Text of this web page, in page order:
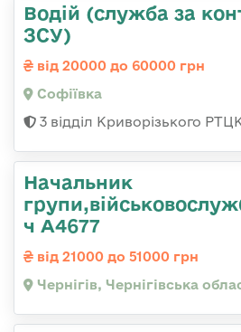
Водій (служба за
ЗСУ)
від 20000 до 60000 грн
Софіївка
3 відділ Криворізького
Начальник
ч А4677
від 21000 до 51000 грн
Чернігів, Чернігівська